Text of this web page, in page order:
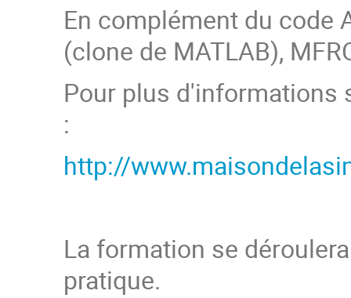
En complément du code
(clone de MATLAB),
Pour plus d'informations
:
http://
La formation se
pratique.